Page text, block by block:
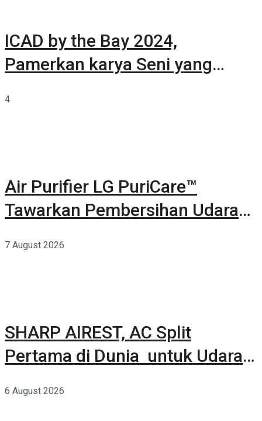
ICAD by the Bay 2024,
Pamerkan karya Seni yang
4
Air Purifier LG PuriCare™
Tawarkan Pembersihan Udara
7 August 2026
SHARP AIREST, AC Split
Pertama di Dunia untuk Udara
6 August 2026